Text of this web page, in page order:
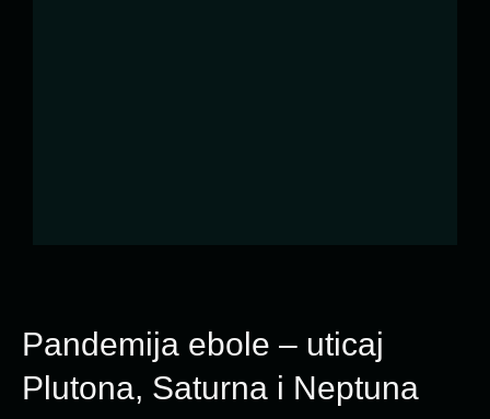
Pandemija ebole – uticaj
Plutona, Saturna i Neptuna